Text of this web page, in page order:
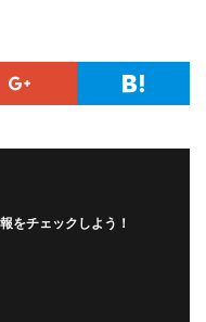
をチェックしよう！